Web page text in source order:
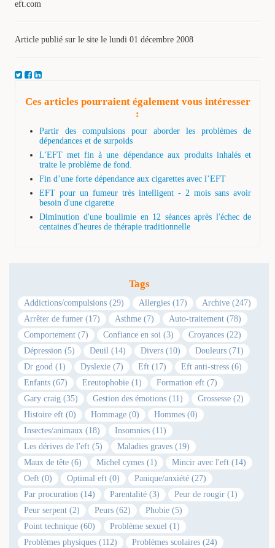
eft.com
Article publié sur le site le lundi 01 décembre 2008
Ces articles pourraient également vous intéresser
:
Partir des compulsions pour aborder les problèmes de
dépendances et de surpoids
L'EFT met fin à une dépendance aux produits inhalés et
traite le problème de fond.
Fin d’une forte dépendance aux cigarettes avec l’EFT
EFT pour un fumeur très intelligent - 2 mois sans avoir
besoin d'une cigarette
Diminution d'une boulimie en 12 séances après l'échec de
centaines d'heures de thérapie traditionnelle
Tags
Addictions/compulsions (29) Allergies (17)
Archive (247)
Arrêter de fumer (17)
Asthme (7)
Auto-traitement (78)
Comportement (7)
Confiance en soi (3)
Croyances (22)
Dépression (5)
Deuil (14) Divers (10)
Douleurs (71)
Dr good (1)
Dyslexie (7) Eft (17)
Eft anti-stress (6)
Enfants (67)
Ereutophobie (1)
Formation eft (7)
Gary craig (35)
Gestion des émotions (11)
Grossesse (2)
Histoire eft (0)
Hommage (0)
Hommes (0)
Insectes/animaux (18)
Insomnies (11)
Les dérives de l'eft (5)
Maladies graves (19)
Maux de tête (6)
Michel cymes (1)
Mincir avec l'eft (14)
Oeft (0)
Optimal eft (0)
Panique/anxiété (27)
Par procuration (14)
Parentalité (3)
Peur de rougir (1)
Peur serpent (2)
Peurs (62)
Phobie (5)
Point technique (60)
Problème sexuel (1)
Problèmes physiques (112)
Problèmes scolaires (24)